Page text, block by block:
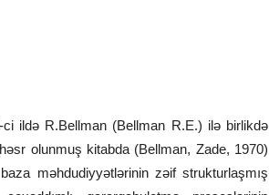
ildə R.Bellman (Bellman R.E.) ilə birlikdə
olunmuş kitabda (Bellman, Zade, 1970)
məhdudiyyətlərinin zəif strukturlaşmış